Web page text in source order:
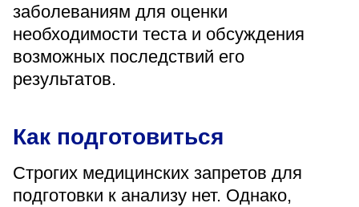
заболеваниям для оценки
необходимости теста и обсуждения
возможных последствий его
результатов.
Как подготовиться
Строгих медицинских запретов для
подготовки к анализу нет. Однако,